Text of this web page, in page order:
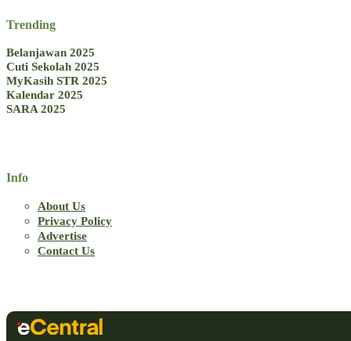
Trending
Belanjawan 2025
Cuti Sekolah 2025
MyKasih STR 2025
Kalendar 2025
SARA 2025
Info
About Us
Privacy Policy
Advertise
Contact Us